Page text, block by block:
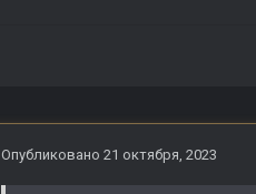
Опубликовано 21 октября, 2023